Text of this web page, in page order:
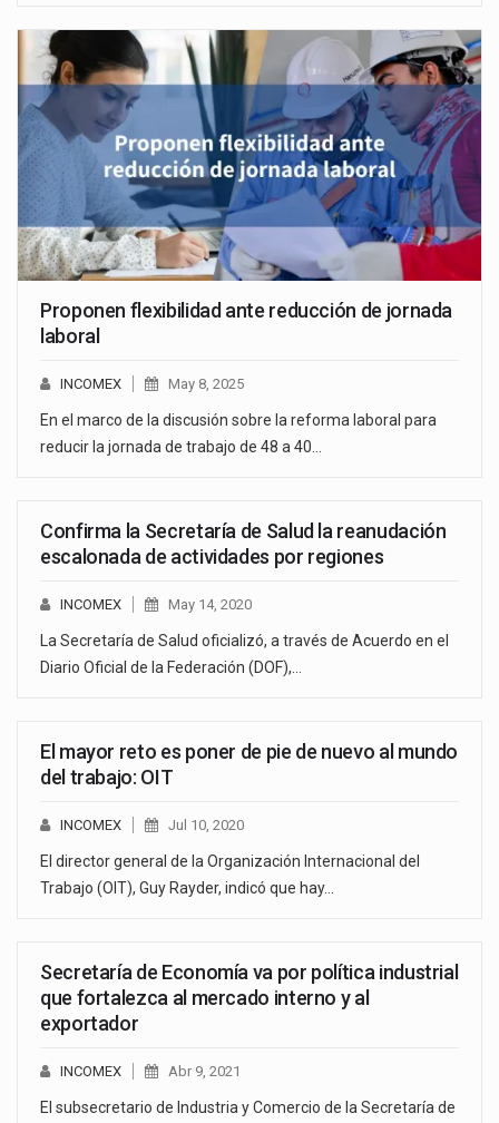
Proponen flexibilidad ante reducción de jornada
laboral
INCOMEX May 8, 2025
En el marco de la discusión sobre la reforma laboral para
reducir la jornada de trabajo de 48 a 40…
Confirma la Secretaría de Salud la reanudación
escalonada de actividades por regiones
INCOMEX May 14, 2020
La Secretaría de Salud oficializó, a través de Acuerdo en el
Diario Oficial de la Federación (DOF),…
El mayor reto es poner de pie de nuevo al mundo
del trabajo: OIT
INCOMEX Jul 10, 2020
El director general de la Organización Internacional del
Trabajo (OIT), Guy Rayder, indicó que hay…
Secretaría de Economía va por política industrial
que fortalezca al mercado interno y al
exportador
INCOMEX Abr 9, 2021
El subsecretario de Industria y Comercio de la Secretaría de